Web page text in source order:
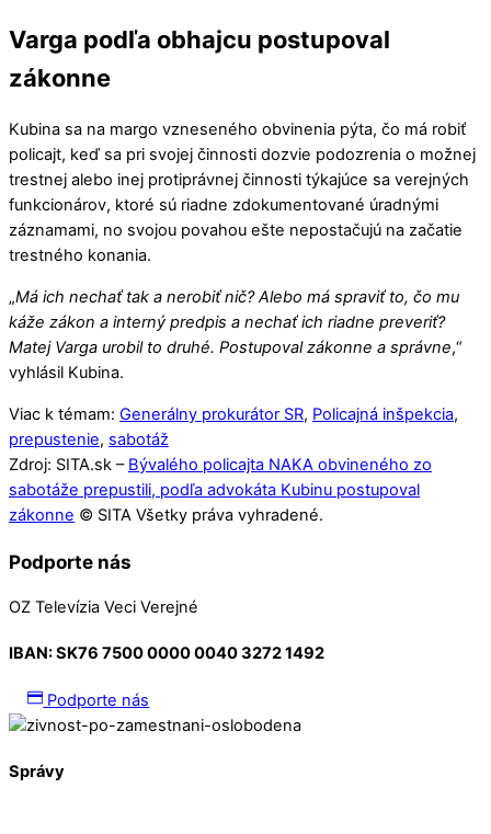
Varga podľa obhajcu postupoval
zákonne
Kubina sa na margo vzneseného obvinenia pýta, čo má robiť
policajt, keď sa pri svojej činnosti dozvie podozrenia o možnej
trestnej alebo inej protiprávnej činnosti týkajúce sa verejných
funkcionárov, ktoré sú riadne zdokumentované úradnými
záznamami, no svojou povahou ešte nepostačujú na začatie
trestného konania.
„Má ich nechať tak a nerobiť nič? Alebo má spraviť to, čo mu
káže zákon a interný predpis a nechať ich riadne preveriť?
Matej Varga urobil to druhé. Postupoval zákonne a správne,“
vyhlásil Kubina.
Viac k témam: Generálny prokurátor SR, Policajná inšpekcia,
prepustenie, sabotáž
Zdroj: SITA.sk – Bývalého policajta NAKA obvineného zo
sabotáže prepustili, podľa advokáta Kubinu postupoval
zákonne © SITA Všetky práva vyhradené.
Podporte nás
OZ Televízia Veci Verejné
IBAN:SK76 7500 0000 0040 3272 1492
Podporte nás
Správy